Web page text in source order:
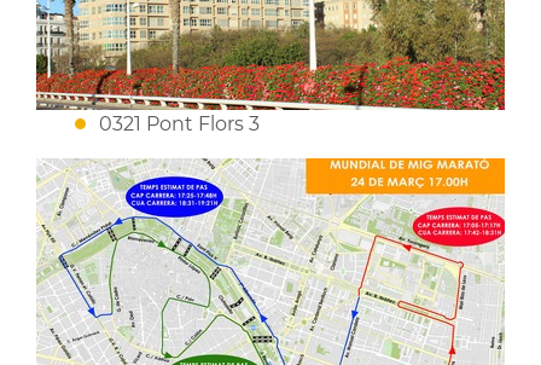
0321 Pont Flors 3